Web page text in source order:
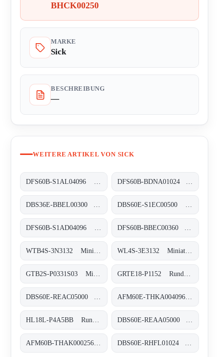
BHCK00250
MARKE
Sick
BESCHREIBUNG
—
WEITERE ARTIKEL VON SICK